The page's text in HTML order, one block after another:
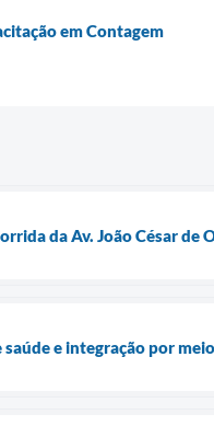
em Contagem
da Av. João César
saúde e integração por